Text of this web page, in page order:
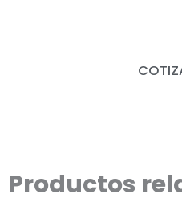
Productos